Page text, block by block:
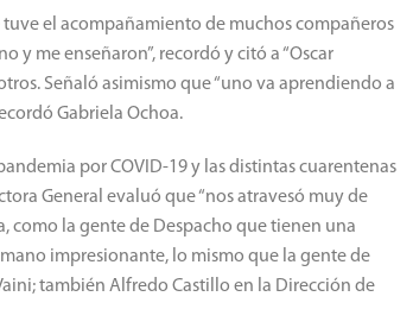
tuve el acompañamiento de muchos compañeros
y me enseñaron”, recordó y citó a “Oscar
Señaló asimismo que “uno va aprendiendo a
Gabriela Ochoa.
por COVID-19 y las distintas cuarentenas
General evaluó que “nos atravesó muy de
como la gente de Despacho que tienen una
impresionante, lo mismo que la gente de
también Alfredo Castillo en la Dirección de